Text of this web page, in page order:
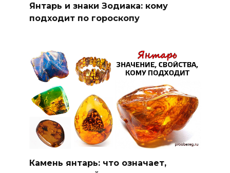
Янтарь и знаки Зодиака: кому
подходит по гороскопу
Камень янтарь: что означает,